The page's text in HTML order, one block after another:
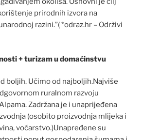
prirodnih izvora na
razini.”( *odraz.hr – Održivi
+ turizam u domaćinstvu
boljih. Učimo od najboljih.Najviše
ruralnom razvoju
Zadržana je i unaprijeđena
(osobito proizvodnja mlijeka i
voćarstvo.)Unapređene su